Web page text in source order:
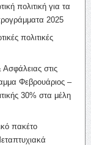
πολιτική για τα
2025
πολιτικές
Ασφάλειας στις
Φεβρουάριος –
30% στα μέλη
πακέτο